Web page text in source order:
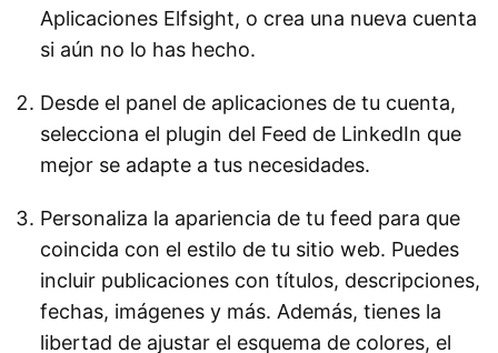
Aplicaciones Elfsight, o crea una nueva cuenta
si aún no lo has hecho.
Desde el panel de aplicaciones de tu cuenta,
selecciona el plugin del Feed de LinkedIn que
mejor se adapte a tus necesidades.
Personaliza la apariencia de tu feed para que
coincida con el estilo de tu sitio web. Puedes
incluir publicaciones con títulos, descripciones,
fechas, imágenes y más. Además, tienes la
libertad de ajustar el esquema de colores, el